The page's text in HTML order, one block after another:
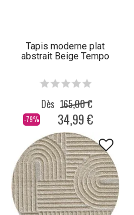
Tapis moderne plat
abstrait Beige Tempo
-79%
Dès 165,00 €
34,99 €